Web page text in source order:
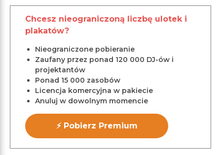
Chcesz nieograniczoną liczbę ulotek i
plakatów?
Nieograniczone pobieranie
Zaufany przez ponad 120 000 DJ-ów i
projektantów
Ponad 15 000 zasobów
Licencja komercyjna w pakiecie
Anuluj w dowolnym momencie
⚡ Pobierz Premium